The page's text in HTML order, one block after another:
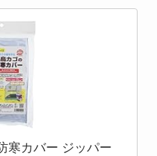
寒カバー ジッパー